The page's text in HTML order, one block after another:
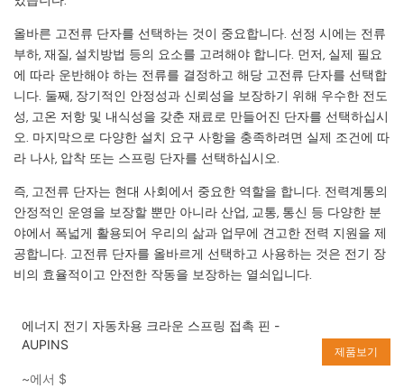
올바른 고전류 단자를 선택하는 것이 중요합니다. 선정 시에는 전류
부하, 재질, 설치방법 등의 요소를 고려해야 합니다. 먼저, 실제 필요
에 따라 운반해야 하는 전류를 결정하고 해당 고전류 단자를 선택합
니다. 둘째, 장기적인 안정성과 신뢰성을 보장하기 위해 우수한 전도
성, 고온 저항 및 내식성을 갖춘 재료로 만들어진 단자를 선택하십시
오. 마지막으로 다양한 설치 요구 사항을 충족하려면 실제 조건에 따
라 나사, 압착 또는 스프링 단자를 선택하십시오.
즉, 고전류 단자는 현대 사회에서 중요한 역할을 합니다. 전력계통의
안정적인 운영을 보장할 뿐만 아니라 산업, 교통, 통신 등 다양한 분
야에서 폭넓게 활용되어 우리의 삶과 업무에 견고한 전력 지원을 제
공합니다. 고전류 단자를 올바르게 선택하고 사용하는 것은 전기 장
비의 효율적이고 안전한 작동을 보장하는 열쇠입니다.
에너지 전기 자동차용 크라운 스프링 접촉 핀 -
AUPINS
~에서 $
제품보기